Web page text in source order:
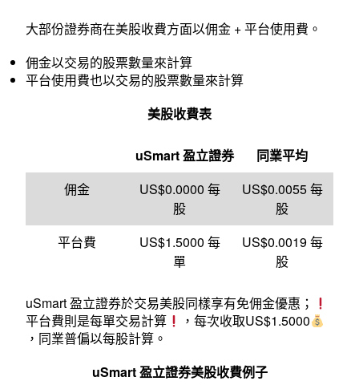
大部份證券商在美股收費方面以佣金 + 平台使用費。
佣金以交易的股票數量來計算
平台使用費也以交易的股票數量來計算
美股收費表
uSmart 盈立證券
同業平均
佣金
US$0.0000 每
股
US$0.0055 每
股
平台費
US$1.5000 每
單
US$0.0019 每
股
uSmart 盈立證券於交易美股同樣享有免佣金優惠；
平台費則是每單交易計算
，每次收取US$1.5000
，同業普偏以每股計算。
uSmart盈立證券美股收費例子